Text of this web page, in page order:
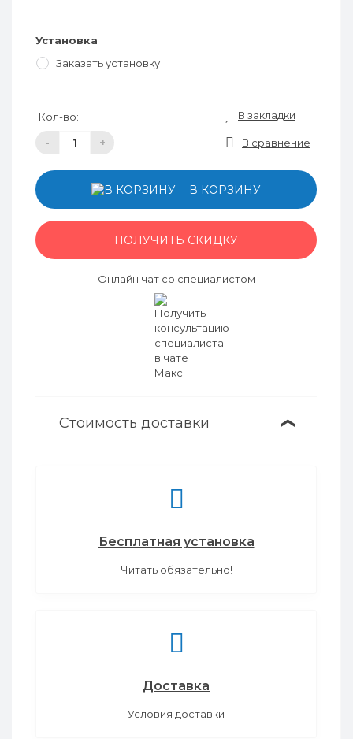
Установка
Заказать установку
Кол-во:
- +
В закладки
В сравнение
В КОРЗИНУ
ПОЛУЧИТЬ СКИДКУ
Онлайн чат со специалистом
Стоимость доставки ❯
Бесплатная установка
Читать обязательно!
Доставка
Условия доставки